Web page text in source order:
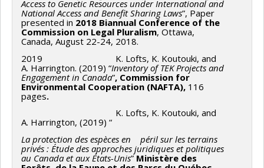
Access to Genetic Resources under International and
National Access and Benefit Sharing Laws”, Paper
presented in 2018 Biannual Conference of the
Commission on Legal Pluralism, Ottawa,
Canada, August 22-24, 2018.
2019 K. Lofts, K. Koutouki, and
A. Harrington. (2019) “Inventory of TEK Projects and
Engagement in Canada”, Commission for
Environmental Cooperation (NAFTA), 116
pages.
K. Lofts, K. Koutouki, and
A. Harrington, (2019) “
La protection des espèces en péril sur les terrains
privés : Étude des approches juridiques et politiques
au Canada et aux États-Unis”Ministère des